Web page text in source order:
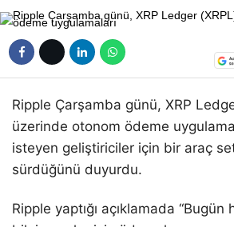
Ripple Çarşamba günü, XRP
üzerinde otonom ödeme
isteyen geliştiriciler için bir araç
sürdüğünü duyurdu.
Ripple yaptığı açıklamada “Bugün